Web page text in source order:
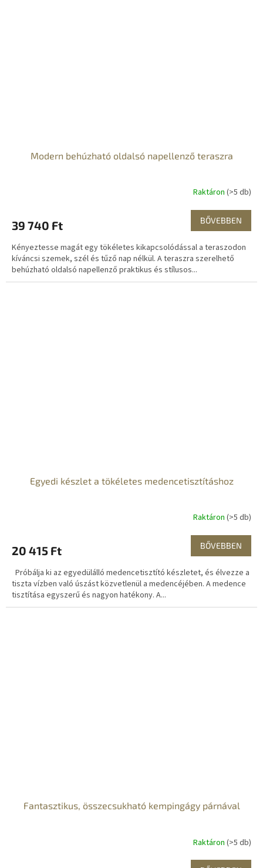
Modern behúzható oldalsó napellenző teraszra
Raktáron (>5 db)
39 740 Ft BŐVEBBEN
Kényeztesse magát egy tökéletes kikapcsolódással a teraszodon
kíváncsi szemek, szél és tűző nap nélkül. A teraszra szerelhető
behúzható oldalsó napellenző praktikus és stílusos...
Egyedi készlet a tökéletes medencetisztításhoz
Raktáron (>5 db)
20 415 Ft BŐVEBBEN
Próbálja ki az egyedülálló medencetisztító készletet, és élvezze a
tiszta vízben való úszást közvetlenül a medencéjében. A medence
tisztítása egyszerű és nagyon hatékony. A...
Fantasztikus, összecsukható kempingágy párnával
Raktáron (>5 db)